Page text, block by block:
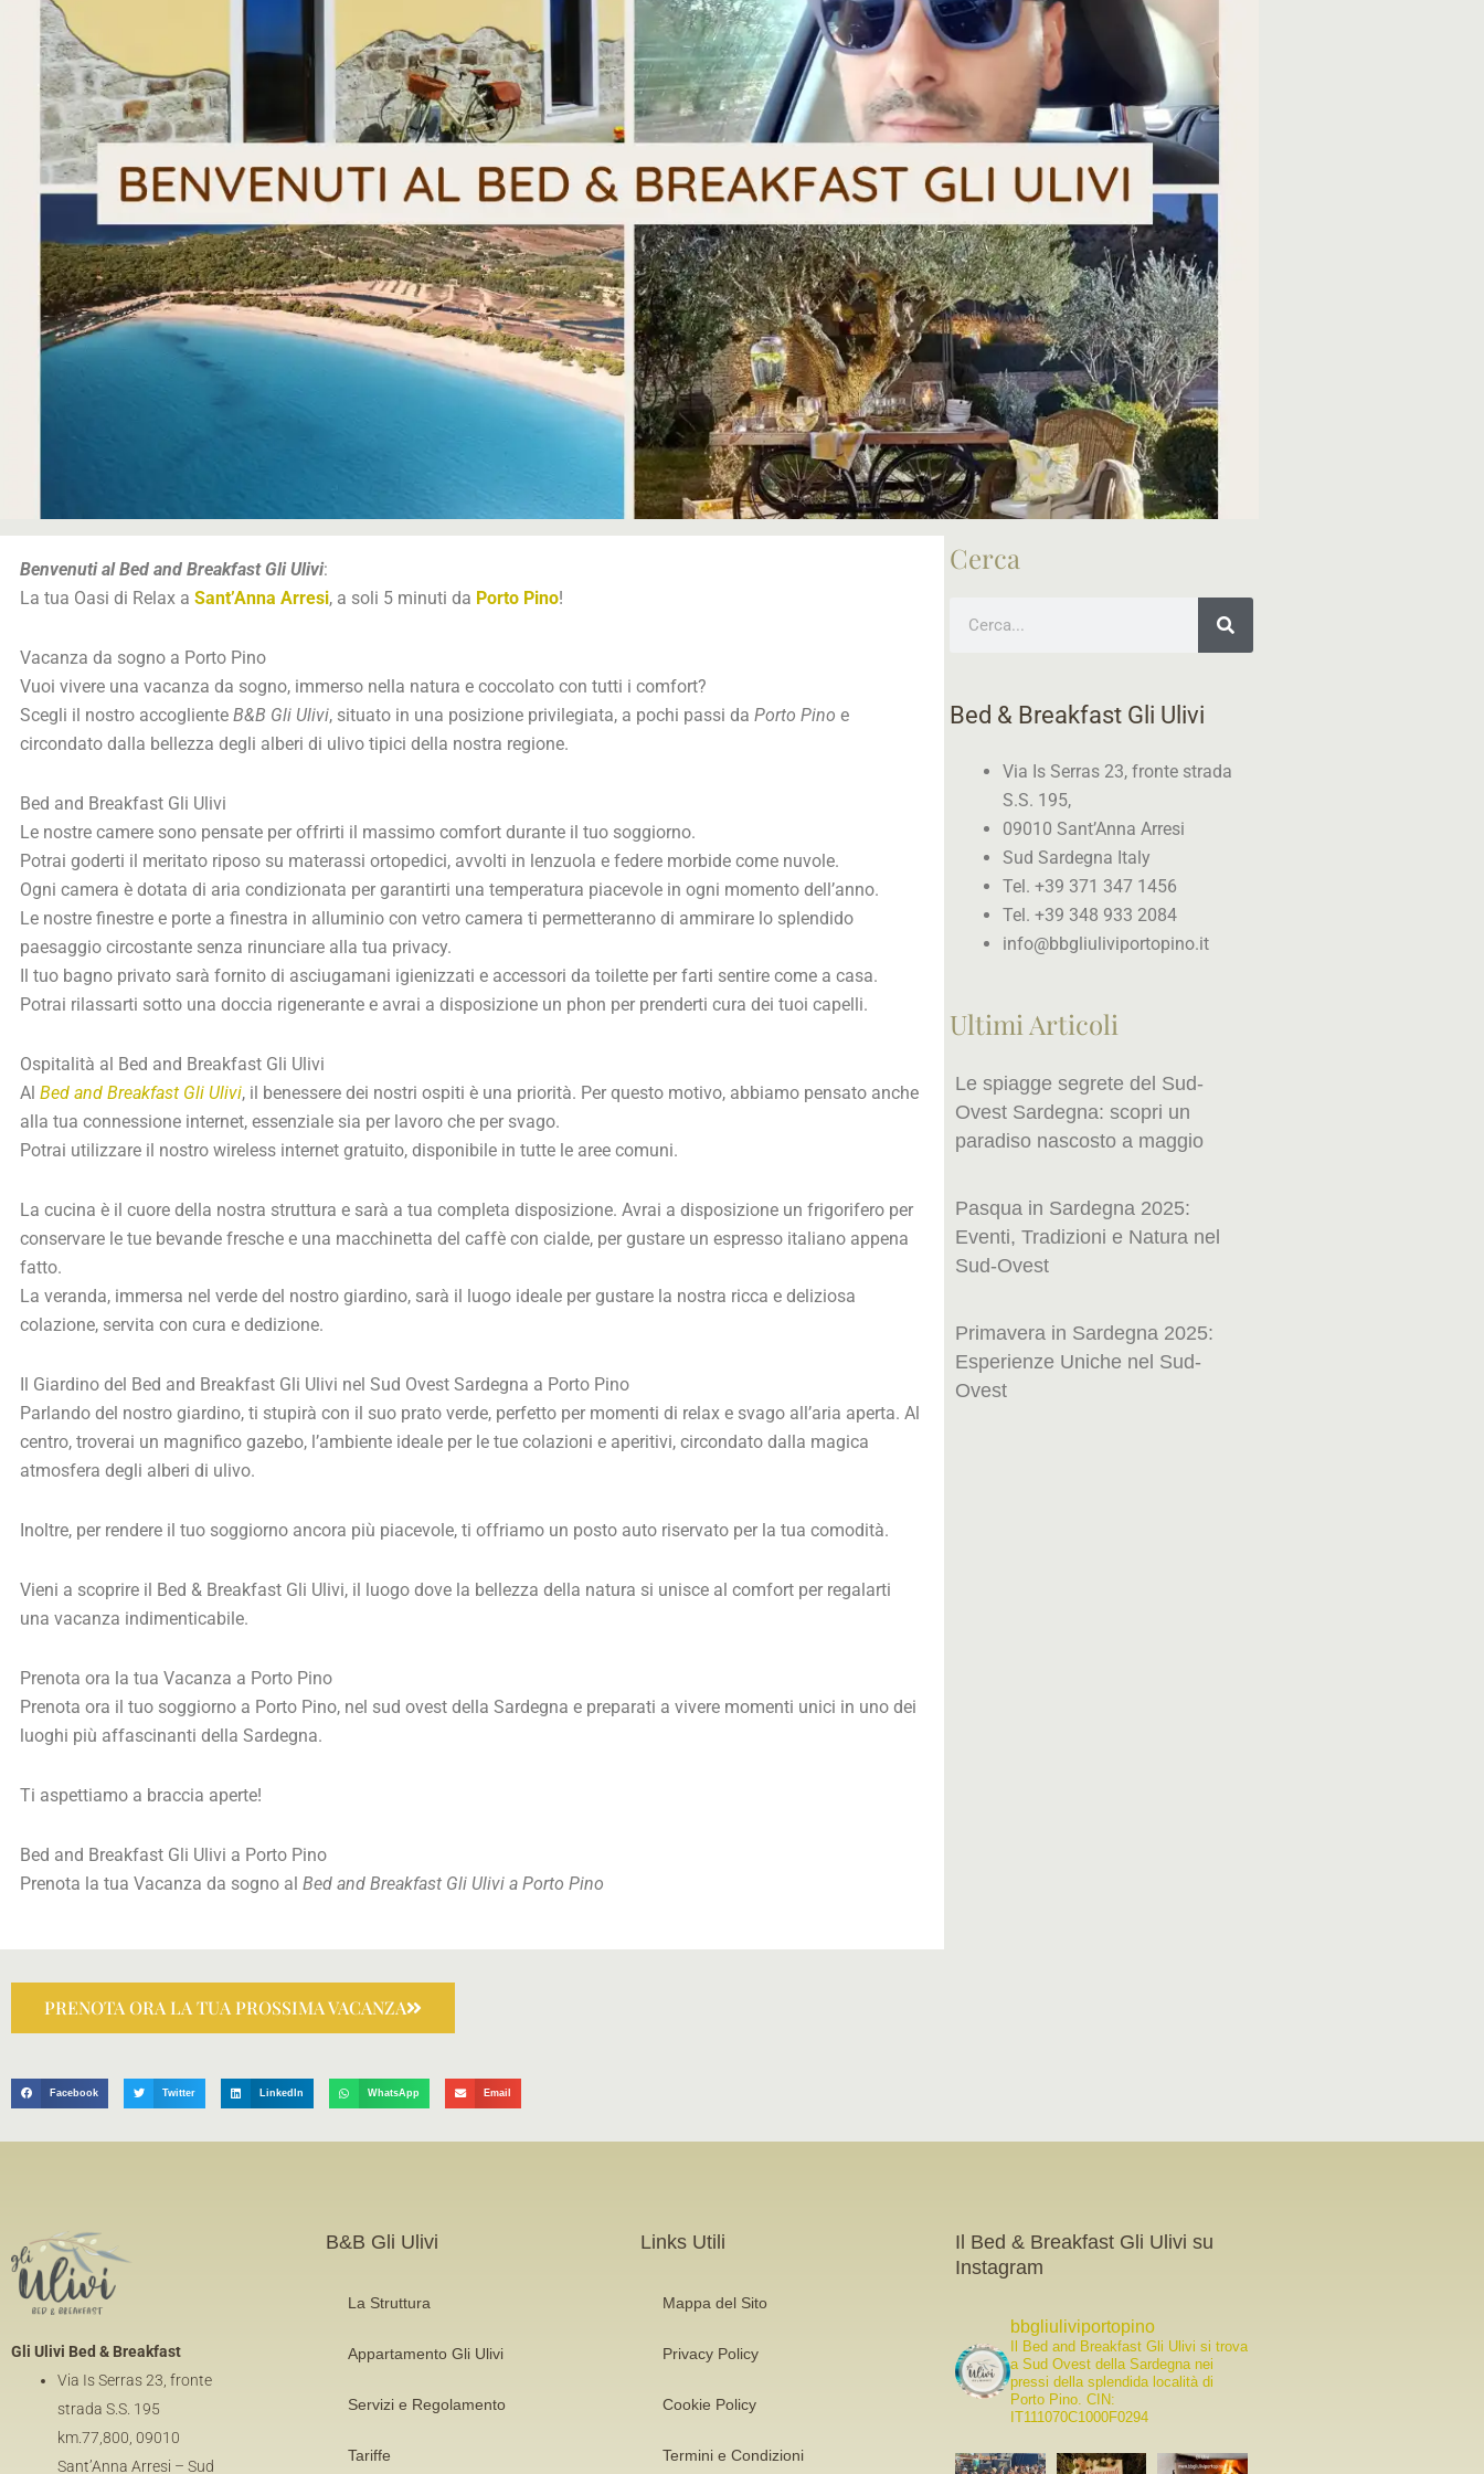
Benvenuti al Bed and Breakfast Gli Ulivi:
La tua Oasi di Relax a Sant’Anna Arresi, a soli 5 minuti da Porto Pino!
Vacanza da sogno a Porto Pino
Vuoi vivere una vacanza da sogno, immerso nella natura e coccolato con tutti i comfort?
Scegli il nostro accogliente B&B Gli Ulivi, situato in una posizione privilegiata, a pochi passi da Porto Pino e
circondato dalla bellezza degli alberi di ulivo tipici della nostra regione.
Bed and Breakfast Gli Ulivi
Le nostre camere sono pensate per offrirti il massimo comfort durante il tuo soggiorno.
Potrai goderti il meritato riposo su materassi ortopedici, avvolti in lenzuola e federe morbide come nuvole.
Ogni camera è dotata di aria condizionata per garantirti una temperatura piacevole in ogni momento dell’anno.
Le nostre finestre e porte a finestra in alluminio con vetro camera ti permetteranno di ammirare lo splendido
paesaggio circostante senza rinunciare alla tua privacy.
Il tuo bagno privato sarà fornito di asciugamani igienizzati e accessori da toilette per farti sentire come a casa.
Potrai rilassarti sotto una doccia rigenerante e avrai a disposizione un phon per prenderti cura dei tuoi capelli.
Ospitalità al Bed and Breakfast Gli Ulivi
Al Bed and Breakfast Gli Ulivi, il benessere dei nostri ospiti è una priorità. Per questo motivo, abbiamo pensato anche
alla tua connessione internet, essenziale sia per lavoro che per svago.
Potrai utilizzare il nostro wireless internet gratuito, disponibile in tutte le aree comuni.
La cucina è il cuore della nostra struttura e sarà a tua completa disposizione. Avrai a disposizione un frigorifero per
conservare le tue bevande fresche e una macchinetta del caffè con cialde, per gustare un espresso italiano appena
fatto.
La veranda, immersa nel verde del nostro giardino, sarà il luogo ideale per gustare la nostra ricca e deliziosa
colazione, servita con cura e dedizione.
Il Giardino del Bed and Breakfast Gli Ulivi nel Sud Ovest Sardegna a Porto Pino
Parlando del nostro giardino, ti stupirà con il suo prato verde, perfetto per momenti di relax e svago all’aria aperta. Al
centro, troverai un magnifico gazebo, l’ambiente ideale per le tue colazioni e aperitivi, circondato dalla magica
atmosfera degli alberi di ulivo.
Inoltre, per rendere il tuo soggiorno ancora più piacevole, ti offriamo un posto auto riservato per la tua comodità.
Vieni a scoprire il Bed & Breakfast Gli Ulivi, il luogo dove la bellezza della natura si unisce al comfort per regalarti
una vacanza indimenticabile.
Prenota ora la tua Vacanza a Porto Pino
Prenota ora il tuo soggiorno a Porto Pino, nel sud ovest della Sardegna e preparati a vivere momenti unici in uno dei
luoghi più affascinanti della Sardegna.
Ti aspettiamo a braccia aperte!
Bed and Breakfast Gli Ulivi a Porto Pino
Prenota la tua Vacanza da sogno al Bed and Breakfast Gli Ulivi a Porto Pino
Cerca
Bed & Breakfast Gli Ulivi
Via Is Serras 23, fronte strada
S.S. 195,
09010 Sant’Anna Arresi
Sud Sardegna Italy
Tel. +39 371 347 1456
Tel. +39 348 933 2084
info@bbgliuliviportopino.it
Ultimi Articoli
Le spiagge segrete del Sud-
Ovest Sardegna: scopri un
paradiso nascosto a maggio
Pasqua in Sardegna 2025:
Eventi, Tradizioni e Natura nel
Sud-Ovest
Primavera in Sardegna 2025:
Esperienze Uniche nel Sud-
Ovest
PRENOTA ORA LA TUA PROSSIMA VACANZA
Facebook Twitter LinkedIn WhatsApp Email
Gli Ulivi Bed & Breakfast
Via Is Serras 23, fronte
strada S.S. 195
km.77,800 , 09010
Sant’Anna Arresi – Sud
B&B Gli Ulivi
La Struttura
Appartamento Gli Ulivi
Servizi e Regolamento
Tariffe
Links Utili
Mappa del Sito
Privacy Policy
Cookie Policy
Termini e Condizioni
Il Bed & Breakfast Gli Ulivi su
Instagram
bbgliuliviportopino
Il Bed and Breakfast Gli Ulivi si trova
a Sud Ovest della Sardegna nei
pressi della splendida località di
Porto Pino. CIN:
IT111070C1000F0294